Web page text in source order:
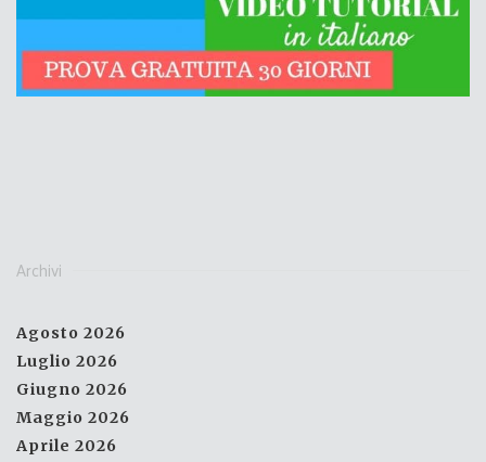
Archivi
Agosto 2026
Luglio 2026
Giugno 2026
Maggio 2026
Aprile 2026